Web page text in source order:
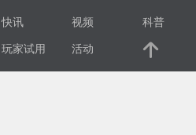
快讯 视频 科普
玩家试用 活动